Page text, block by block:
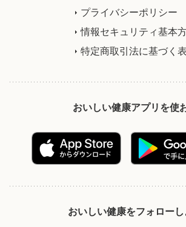
プライバシーポリシー
情報セキュリティ基本
特定商取引法に基づく
おいしい健康アプリを使
おいしい健康をフォローし